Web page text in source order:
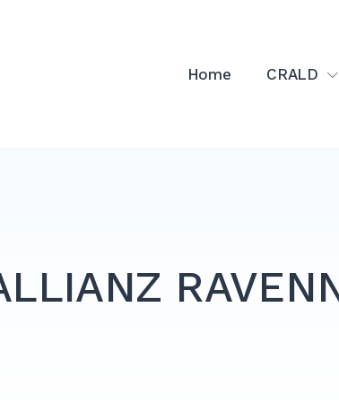
Home CRALD